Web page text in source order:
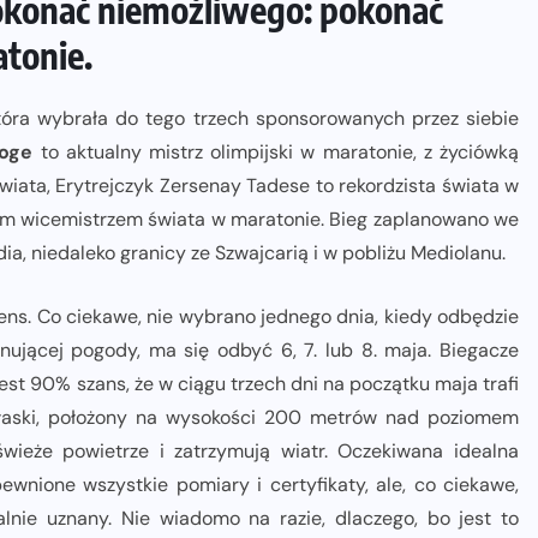
niemożliwego: pokonać
wybrała do tego trzech sponsorowanych przez siebie
to aktualny mistrz olimpijski w maratonie, z życiówką
Erytrejczyk Zersenay Tadese to rekordzista świata w
wicemistrzem świata w maratonie. Bieg zaplanowano we
niedaleko granicy ze Szwajcarią i w pobliżu Mediolanu.
Co ciekawe, nie wybrano jednego dnia, kiedy odbędzie
pogody, ma się odbyć 6, 7. lub 8. maja. Biegacze
90% szans, że w ciągu trzech dni na początku maja trafi
położony na wysokości 200 metrów nad poziomem
powietrze i zatrzymują wiatr. Oczekiwana idealna
wszystkie pomiary i certyfikaty, ale, co ciekawe,
uznany. Nie wiadomo na razie, dlaczego, bo jest to